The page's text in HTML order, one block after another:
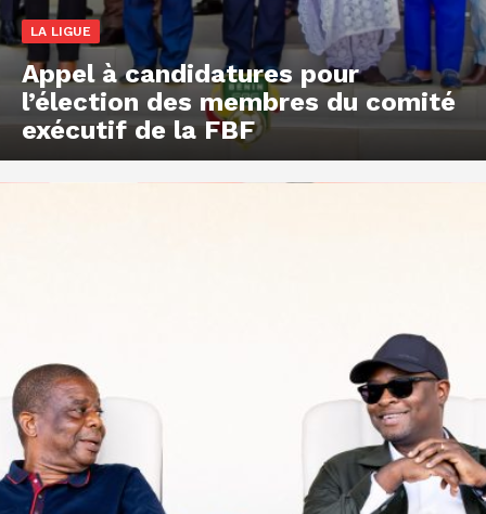
LA LIGUE
Appel à candidatures pour
l’élection des membres du comité
exécutif de la FBF